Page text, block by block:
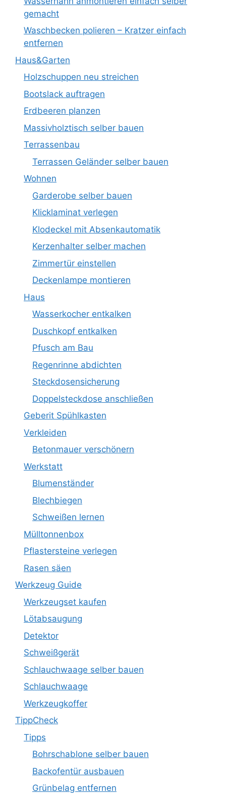
gemacht
Waschbecken polieren – Kratzer einfach
entfernen
Haus&Garten
Holzschuppen neu streichen
Bootslack auftragen
Erdbeeren planzen
Massivholztisch selber bauen
Terrassenbau
Terrassen Geländer selber bauen
Wohnen
Garderobe selber bauen
Klicklaminat verlegen
Klodeckel mit Absenkautomatik
Kerzenhalter selber machen
Zimmertür einstellen
Deckenlampe montieren
Haus
Wasserkocher entkalken
Duschkopf entkalken
Pfusch am Bau
Regenrinne abdichten
Steckdosensicherung
Doppelsteckdose anschließen
Geberit Spühlkasten
Verkleiden
Betonmauer verschönern
Werkstatt
Blumenständer
Blechbiegen
Schweißen lernen
Mülltonnenbox
Pflastersteine verlegen
Rasen säen
Werkzeug Guide
Werkzeugset kaufen
Lötabsaugung
Detektor
Schweißgerät
Schlauchwaage selber bauen
Schlauchwaage
Werkzeugkoffer
TippCheck
Tipps
Bohrschablone selber bauen
Backofentür ausbauen
Grünbelag entfernen